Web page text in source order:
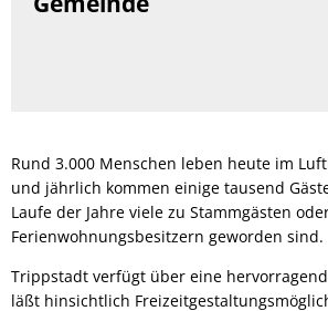
Rund 3.000 Menschen leben heute im
und jährlich kommen einige tausend
Laufe der Jahre viele zu Stammgästen
Ferienwohnungsbesitzern geworden sind.
Trippstadt verfügt über eine
läßt hinsichtlich